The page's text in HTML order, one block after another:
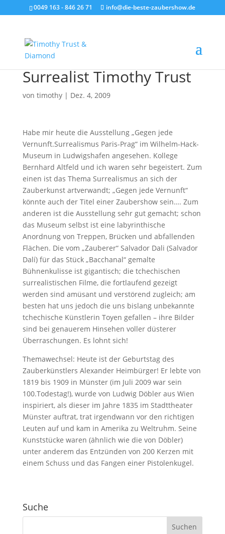
0049 163 - 846 26 71 info@die-beste-zaubershow.de
Surrealist Timothy Trust
von timothy| Dez. 4, 2009
Habe mir heute die Ausstellung „Gegen jede
Vernunft.Surrealismus Paris-Prag“ im Wilhelm-Hack-
Museum in Ludwigshafen angesehen. Kollege
Bernhard Altfeld und ich waren sehr begeistert. Zum
einen ist das Thema Surrealismus an sich der
Zauberkunst artverwandt; „Gegen jede Vernunft“
könnte auch der Titel einer Zaubershow sein…. Zum
anderen ist die Ausstellung sehr gut gemacht; schon
das Museum selbst ist eine labyrinthische
Anordnung von Treppen, Brücken und abfallenden
Flächen. Die vom „Zauberer“ Salvador Dali (Salvador
Dalí) für das Stück „Bacchanal“ gemalte
Bühnenkulisse ist gigantisch; die tchechischen
surrealistischen Filme, die fortlaufend gezeigt
werden sind amüsant und verstörend zugleich; am
besten hat uns jedoch die uns bislang unbekannte
tchechische Künstlerin Toyen gefallen – ihre Bilder
sind bei genauerem Hinsehen voller düsterer
Überraschungen. Es lohnt sich!
Themawechsel: Heute ist der Geburtstag des
Zauberkünstlers Alexander Heimbürger! Er lebte von
1819 bis 1909 in Münster (im Juli 2009 war sein
100.Todestag!), wurde von Ludwig Döbler aus Wien
inspiriert, als dieser im Jahre 1835 im Stadttheater
Münster auftrat, trat irgendwann vor den richtigen
Leuten auf und kam in Amerika zu Weltruhm. Seine
Kunststücke waren (ähnlich wie die von Döbler)
unter anderem das Entzünden von 200 Kerzen mit
einem Schuss und das Fangen einer Pistolenkugel.
Suche